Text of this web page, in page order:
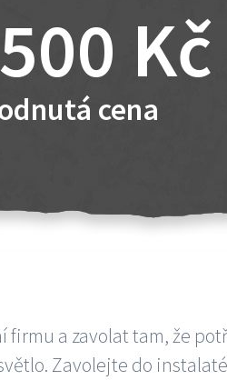
Kč
cena
firmu a zavolat tam, že
Zavolejte do